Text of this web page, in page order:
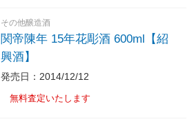
その他醸造酒
関帝陳年 15年花彫酒 600ml【紹
興酒】
発売日：2014/12/12
無料査定いたします